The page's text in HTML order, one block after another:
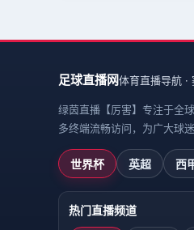
足球直播网体育直播导航 ·
绿茵直播【厉害】专注于全
多终端流畅访问，为广大球
世界杯 英超 西
热门直播频道